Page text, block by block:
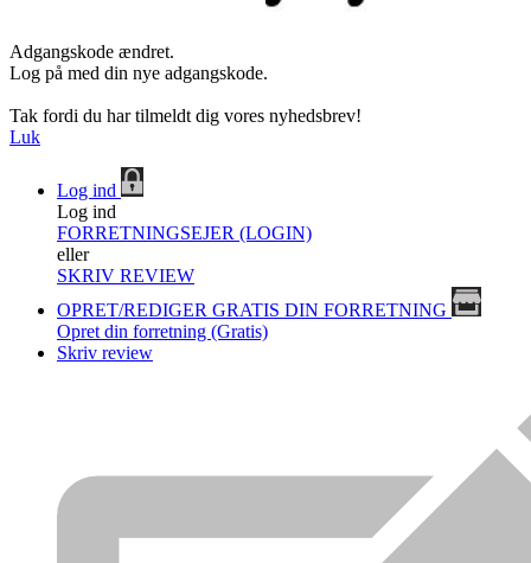
Adgangskode ændret.
Log på med din nye adgangskode.
Tak fordi du har tilmeldt dig vores nyhedsbrev!
Luk
Log ind
Log ind
FORRETNINGSEJER (LOGIN)
eller
SKRIV REVIEW
OPRET/REDIGER GRATIS DIN FORRETNING
Opret din forretning (Gratis)
Skriv review